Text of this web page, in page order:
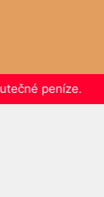
peníze.